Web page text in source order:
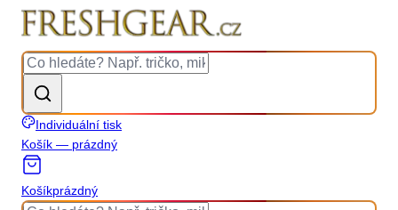
Individuální tisk
Košík — prázdný
Košíkprázdný